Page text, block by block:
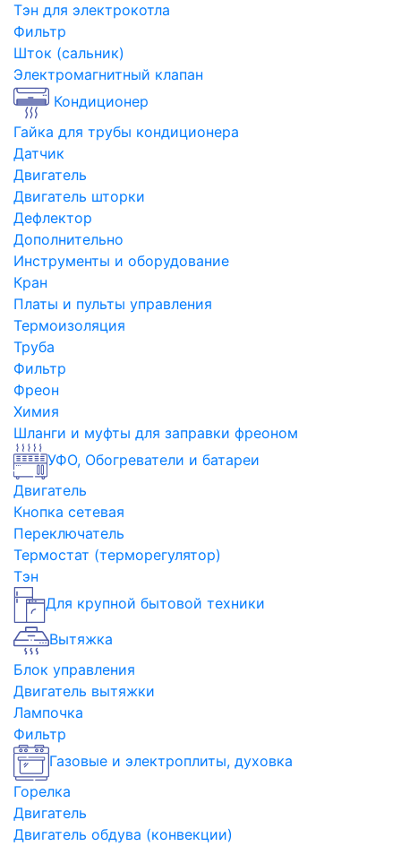
Тэн для электрокотла
Фильтр
Шток (сальник)
Электромагнитный клапан
Кондиционер
Гайка для трубы кондиционера
Датчик
Двигатель
Двигатель шторки
Дефлектор
Дополнительно
Инструменты и оборудование
Кран
Платы и пульты управления
Термоизоляция
Труба
Фильтр
Фреон
Химия
Шланги и муфты для заправки фреоном
УФО, Обогреватели и батареи
Двигатель
Кнопка сетевая
Переключатель
Термостат (терморегулятор)
Тэн
Для крупной бытовой техники
Вытяжка
Блок управления
Двигатель вытяжки
Лампочка
Фильтр
Газовые и электроплиты, духовка
Горелка
Двигатель
Двигатель обдува (конвекции)